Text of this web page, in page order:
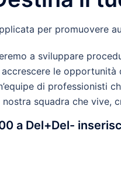
per promuovere
a sviluppare
le
di professionisti
squadra che vive,
a Del+Del-